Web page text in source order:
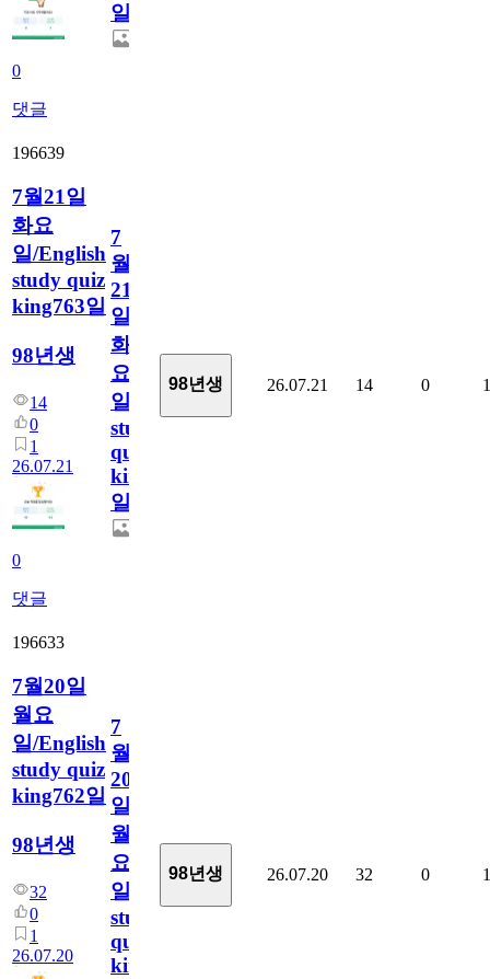
0
댓글
일
196639
7월21일
화요
일/English
study quiz
king763일
98년생
14
0
1
26.07.21
0
댓글
7
월
21
일
화
요
일/English
study
quiz
king763
일
98년생 26.07.21 14 0 1
196633
7월20일
월요
일/English
study quiz
king762일
98년생
32
0
1
26.07.20
7
월
20
일
월
요
일/English
study
quiz
king762
98년생 26.07.20 32 0 1